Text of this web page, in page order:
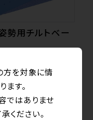
方を対象に情
ます。
ではありませ
ください。
勢用チルトベー
WGT
上用固定具と併用
を起こす方向に傾
姿勢で保持でき